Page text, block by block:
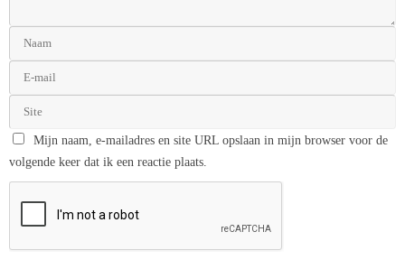
Mijn naam, e-mailadres en site URL opslaan in mijn browser voor de
volgende keer dat ik een reactie plaats.